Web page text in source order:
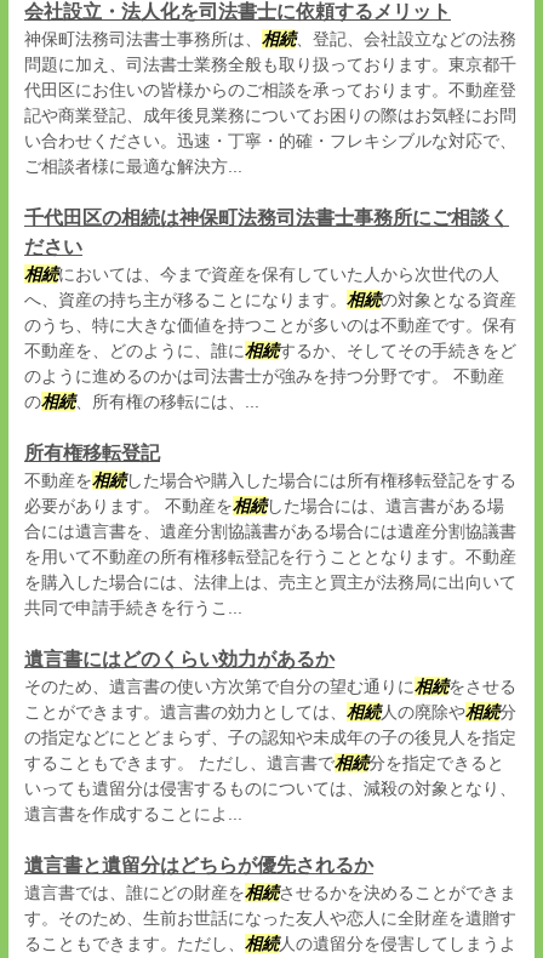
会社設立・法人化を司法書士に依頼するメリット
神保町法務司法書士事務所は、 相続、登記、会社設立などの法務
問題に加え、司法書士業務全般も取り扱っております。東京都千
代田区にお住いの皆様からのご相談を承っております。不動産登
記や商業登記、成年後見業務についてお困りの際はお気軽にお問
い合わせください。迅速・丁寧・的確・フレキシブルな対応で、
ご相談者様に最適な解決方...
千代田区の相続は神保町法務司法書士事務所にご相談く
ださい
相続においては、今まで資産を保有していた人から次世代の人
へ、資産の持ち主が移ることになります。 相続の対象となる資産
のうち、特に大きな価値を持つことが多いのは不動産です。保有
不動産を、どのように、誰に相続するか、そしてその手続きをど
のように進めるのかは司法書士が強みを持つ分野です。 不動産
の相続、所有権の移転には、...
所有権移転登記
不動産を相続した場合や購入した場合には所有権移転登記をする
必要があります。 不動産を相続した場合には、遺言書がある場
合には遺言書を、遺産分割協議書がある場合には遺産分割協議書
を用いて不動産の所有権移転登記を行うこととなります。不動産
を購入した場合には、法律上は、売主と買主が法務局に出向いて
共同で申請手続きを行うこ...
遺言書にはどのくらい効力があるか
そのため、遺言書の使い方次第で自分の望む通りに相続をさせる
ことができます。遺言書の効力としては、 相続人の廃除や相続分
の指定などにとどまらず、子の認知や未成年の子の後見人を指定
することもできます。 ただし、遺言書で相続分を指定できると
いっても遺留分は侵害するものについては、減殺の対象となり、
遺言書を作成することによ...
遺言書と遺留分はどちらが優先されるか
遺言書では、誰にどの財産を相続させるかを決めることができま
す。そのため、生前お世話になった友人や恋人に全財産を遺贈す
ることもできます。ただし、 相続人の遺留分を侵害してしまうよ